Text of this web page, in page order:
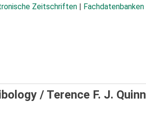
Zeitschriften Fachdatenbanken
/ Terence F. J. Quinn